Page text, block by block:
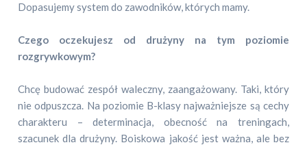
Dopasujemy system do zawodników, których mamy.
Czego oczekujesz od drużyny na tym poziomie
rozgrywkowym?
Chcę budować zespół waleczny, zaangażowany. Taki, który
nie odpuszcza. Na poziomie B-klasy najważniejsze są cechy
charakteru – determinacja, obecność na treningach,
szacunek dla drużyny. Boiskowa jakość jest ważna, ale bez